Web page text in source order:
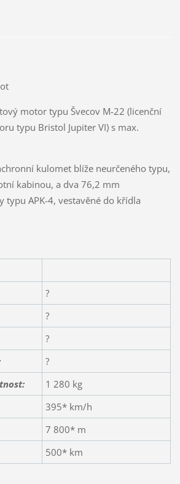
motor typu Švecov M-22 (licenční
typu Bristol Jupiter VI) s max.
kulomet blíže neurčeného typu,
kabinou, a dva 76,2 mm
typu APK-4, vestavěné do křídla
?
?
?
?
1 280 kg
395* km/h
7 800* m
500* km